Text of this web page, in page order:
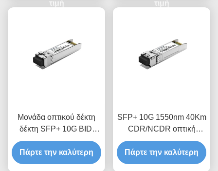
τιμή τιμή
Μονάδα οπτικού δέκτη
δέκτη SFP+ 10G BIDI
10Km
Πάρτε την καλύτερη
SFP+ 10G 1550nm 40Km
CDR/NCDR οπτική
μονάδα δέκτη
Πάρτε την καλύτερη